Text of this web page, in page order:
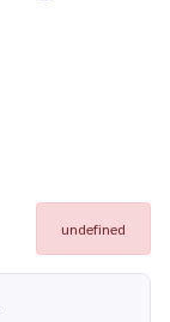
undefined